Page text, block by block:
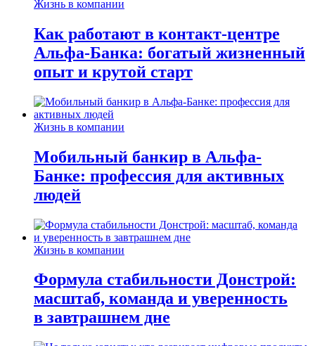
Жизнь в компании
Как работают в контакт-центре
Альфа-Банка: богатый жизненный
опыт и крутой старт
Жизнь в компании
Мобильный банкир в Альфа-
Банке: профессия для активных
людей
Жизнь в компании
Формула стабильности Донстрой:
масштаб, команда и уверенность
в завтрашнем дне